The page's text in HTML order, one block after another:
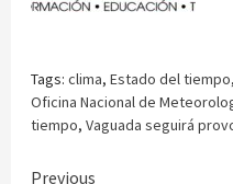
Tags: clima, Estado del tiempo,
Oficina Nacional de
tiempo, Vaguada seguirá
Previous